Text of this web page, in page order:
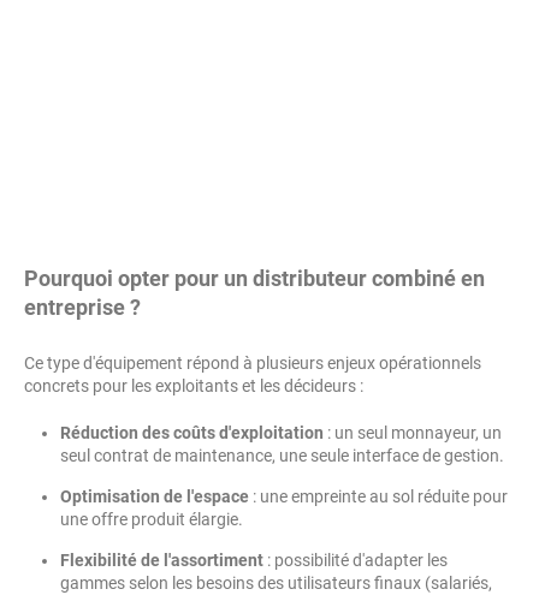
Pourquoi opter pour un distributeur combiné en
entreprise ?
Ce type d'équipement répond à plusieurs enjeux opérationnels
concrets pour les exploitants et les décideurs :
Réduction des coûts d'exploitation : un seul monnayeur, un
seul contrat de maintenance, une seule interface de gestion.
Optimisation de l'espace : une empreinte au sol réduite pour
une offre produit élargie.
Flexibilité de l'assortiment : possibilité d'adapter les
gammes selon les besoins des utilisateurs finaux (salariés,